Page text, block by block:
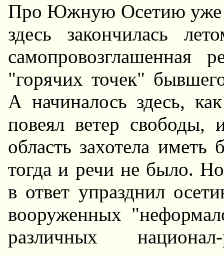
Про Южную Осетию уже
здесь закончилась
самопровозглашенная
"горячих точек"
А начиналось здесь,
повеял ветер свободы,
область захотела
тогда и речи не было.
в ответ упразднил
вооруженных
различных